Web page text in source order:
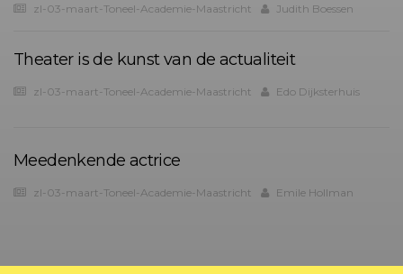
zl-03-maart-Toneel-Academie-Maastricht Judith Boessen
Theater is de kunst van de actualiteit
zl-03-maart-Toneel-Academie-Maastricht Edo Dijksterhuis
Meedenkende actrice
zl-03-maart-Toneel-Academie-Maastricht Emile Hollman